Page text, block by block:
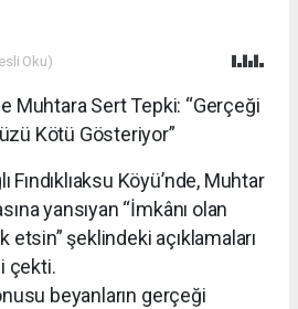
Oku)
Muhtara Sert Tepki: “Gerçeği
Kötü Gösteriyor”
Köyü’nde, Muhtar
yansıyan “İmkânı olan
etsin” şeklindeki açıklamaları
çekti.
beyanların gerçeği